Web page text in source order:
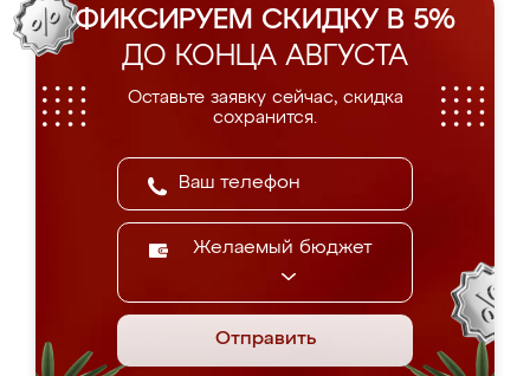
ФИКСИРУЕМ СКИДКУ В 5%
ДО КОНЦА АВГУСТА
Оставьте заявку сейчас, скидка
сохранится.
Желаемый бюджет
Отправить